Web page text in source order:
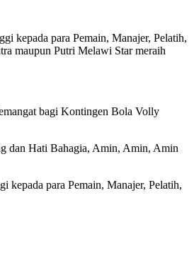
kepada para Pemain, Manajer, Pelatih,
maupun Putri Melawi Star meraih
bagi Kontingen Bola Volly
dan Hati Bahagia, Amin, Amin, Amin
kepada para Pemain, Manajer, Pelatih,